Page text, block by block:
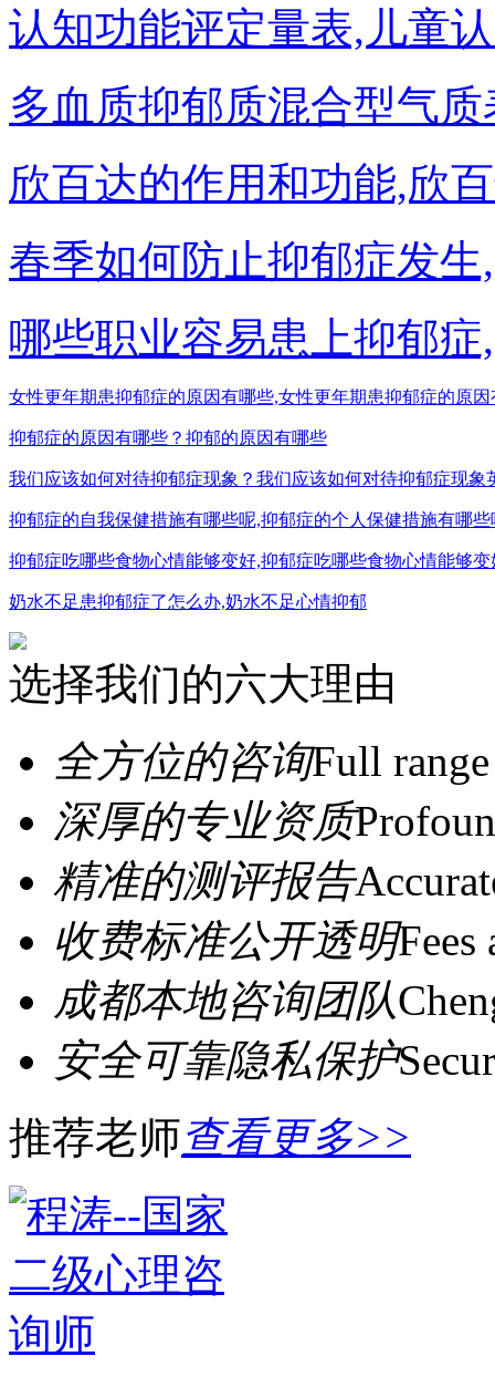
认知功能评定量表,儿童
多血质抑郁质混合型气
欣百达的作用和功能,欣
春季如何防止抑郁症发
哪些职业容易患上抑郁
女性更年期患抑郁症的原因有哪些,女性更年期患抑郁症的原
抑郁症的原因有哪些？抑郁的原因有哪些
我们应该如何对待抑郁症现象？我们应该如何对待抑郁症现象
抑郁症的自我保健措施有哪些呢,抑郁症的个人保健措施有哪些
抑郁症吃哪些食物心情能够变好,抑郁症吃哪些食物心情能够变
奶水不足患抑郁症了怎么办,奶水不足心情抑郁
选择我们的六大理由
全方位的咨询Full
深厚的专业资质
精准的测评报告
收费标准公开透明Fees
成都本地咨询团队
安全可靠隐私保护
推荐老师查看更多>>